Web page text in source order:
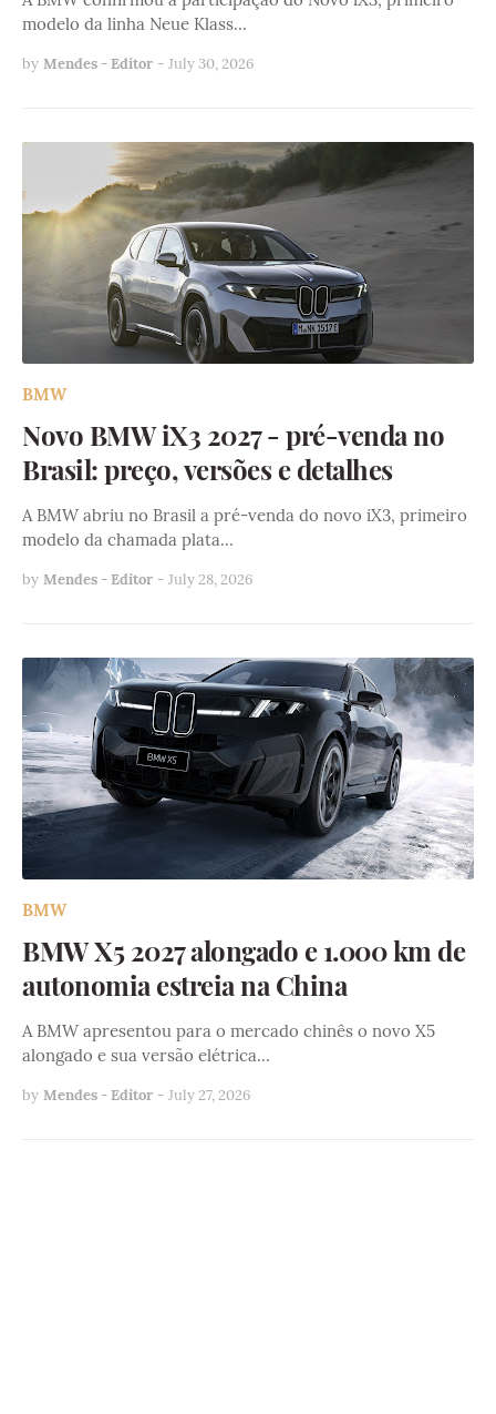
modelo da linha Neue Klass…
by Mendes - Editor - July 30, 2026
BMW
Novo BMW iX3 2027 - pré-venda no
Brasil: preço, versões e detalhes
A BMW abriu no Brasil a pré-venda do novo iX3, primeiro
modelo da chamada plata…
by Mendes - Editor - July 28, 2026
BMW
BMW X5 2027 alongado e 1.000 km de
autonomia estreia na China
A BMW apresentou para o mercado chinês o novo X5
alongado e sua versão elétrica…
by Mendes - Editor - July 27, 2026